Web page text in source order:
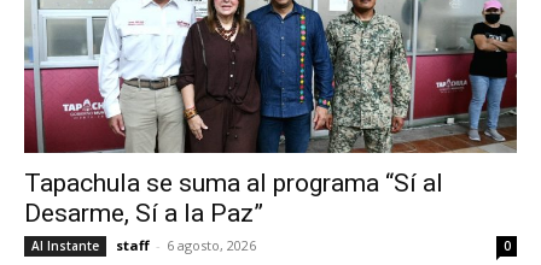
Tapachula se suma al programa “Sí al
Desarme, Sí a la Paz”
Al Instante staff - 6 agosto, 2026 0